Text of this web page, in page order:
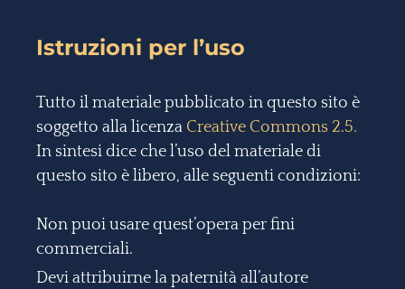
Istruzioni per l’uso
Tutto il materiale pubblicato in questo sito è
soggetto alla licenza Creative Commons 2.5.
In sintesi dice che l’uso del materiale di
questo sito è libero, alle seguenti condizioni:
Non puoi usare quest’opera per fini
commerciali.
Devi attribuirne la paternità all’autore